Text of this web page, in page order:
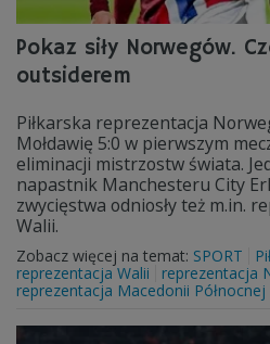
Pokaz siły Norwegów.
outsiderem
Piłkarska reprezentacja
Mołdawię 5:0 w pierwszym
eliminacji mistrzostw świata.
napastnik Manchesteru City
zwycięstwa odniosły też m.in.
Walii.
Zobacz więcej na temat: SPORT
reprezentacja Walii
reprezentacja
reprezentacja Macedonii Północnej